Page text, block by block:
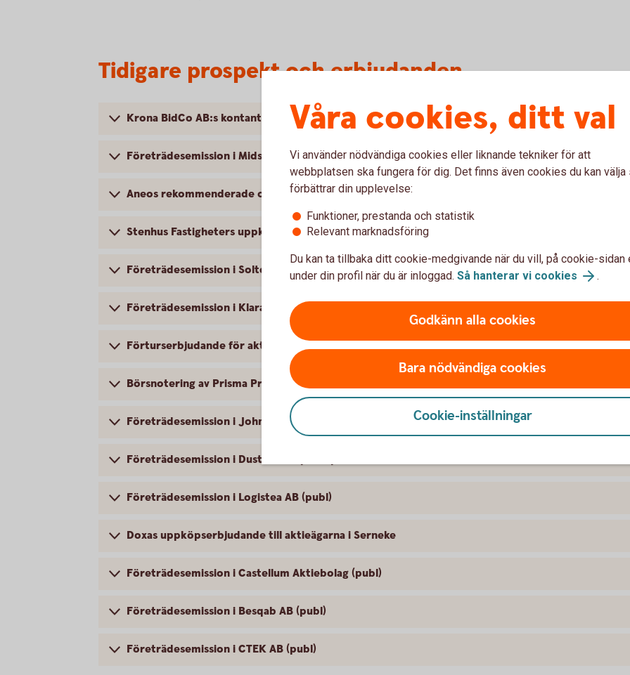
Tidigare prospekt och erbjudanden
Krona BidCo AB:s kontanta budpliktsbud till aktieägarna i Krona Public Real Estate
Företrädesemission i Midsummer AB (publ)
Aneos rekommenderade offentliga uppköpserbjudande till aktieägarna i Arise
Stenhus Fastigheters uppköpserbjudande till aktieägarna i Backaheden
Företrädesemission i Soltech Energy Group AB (publ)
Företrädesemission i KlaraBo Sverige AB (publ)
Förturserbjudande för aktieägare i SBB i samband med noteringen av Sveafastigheter
Börsnotering av Prisma Properties AB (publ)
Företrädesemission i John Mattson Fastighetsföretagen AB (publ)
Företrädesemission i Dustin Group AB (publ)
Företrädesemission i Logistea AB (publ)
Doxas uppköpserbjudande till aktieägarna i Serneke
Företrädesemission i Castellum Aktiebolag (publ)
Företrädesemission i Besqab AB (publ)
Företrädesemission i CTEK AB (publ)
Våra cookies, ditt val
Vi använder nödvändiga cookies eller liknande tekniker för att
webbplatsen ska fungera för dig. Det finns även cookies du kan välja
förbättrar din upplevelse:
Funktioner, prestanda och statistik
Relevant marknadsföring
Du kan ta tillbaka ditt cookie-medgivande när du vill, på cookie-sidan
under din profil när du är inloggad. Så hanterar vi cookies .
Godkänn alla cookies
Bara nödvändiga cookies
Cookie-inställningar